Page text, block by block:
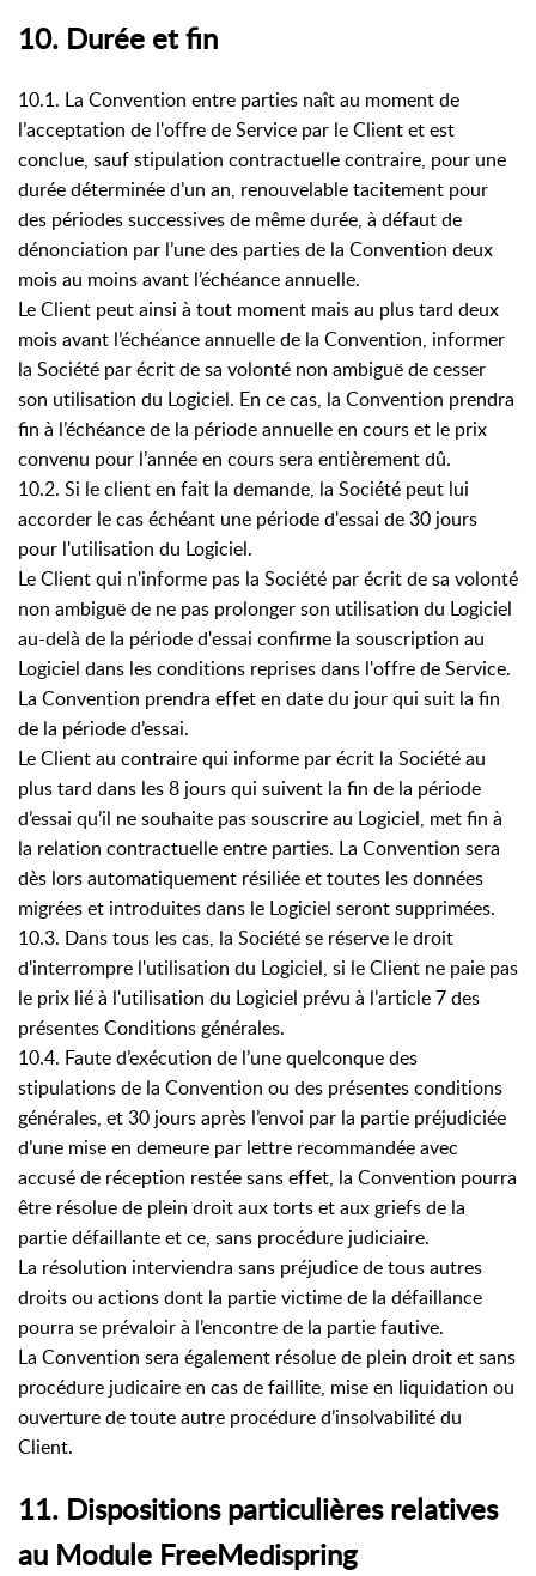
10. Durée et fin
10.1. La Convention entre parties naît au moment de
l’acceptation de l'offre de Service par le Client et est
conclue, sauf stipulation contractuelle contraire, pour une
durée déterminée d’un an, renouvelable tacitement pour
des périodes successives de même durée, à défaut de
dénonciation par l’une des parties de la Convention deux
mois au moins avant l’échéance annuelle.
Le Client peut ainsi à tout moment mais au plus tard deux
mois avant l’échéance annuelle de la Convention, informer
la Société par écrit de sa volonté non ambiguë de cesser
son utilisation du Logiciel. En ce cas, la Convention prendra
fin à l’échéance de la période annuelle en cours et le prix
convenu pour l’année en cours sera entièrement dû.
10.2. Si le client en fait la demande, la Société peut lui
accorder le cas échéant une période d'essai de 30 jours
pour l'utilisation du Logiciel.
Le Client qui n'informe pas la Société par écrit de sa volonté
non ambiguë de ne pas prolonger son utilisation du Logiciel
au-delà de la période d'essai confirme la souscription au
Logiciel dans les conditions reprises dans l'offre de Service.
La Convention prendra effet en date du jour qui suit la fin
de la période d’essai.
Le Client au contraire qui informe par écrit la Société au
plus tard dans les 8 jours qui suivent la fin de la période
d’essai qu’il ne souhaite pas souscrire au Logiciel, met fin à
la relation contractuelle entre parties. La Convention sera
dès lors automatiquement résiliée et toutes les données
migrées et introduites dans le Logiciel seront supprimées.
10.3. Dans tous les cas, la Société se réserve le droit
d'interrompre l'utilisation du Logiciel, si le Client ne paie pas
le prix lié à l'utilisation du Logiciel prévu à l’article 7 des
présentes Conditions générales.
10.4. Faute d’exécution de l’une quelconque des
stipulations de la Convention ou des présentes conditions
générales, et 30 jours après l’envoi par la partie préjudiciée
d’une mise en demeure par lettre recommandée avec
accusé de réception restée sans effet, la Convention pourra
être résolue de plein droit aux torts et aux griefs de la
partie défaillante et ce, sans procédure judiciaire.
La résolution interviendra sans préjudice de tous autres
droits ou actions dont la partie victime de la défaillance
pourra se prévaloir à l’encontre de la partie fautive.
La Convention sera également résolue de plein droit et sans
procédure judicaire en cas de faillite, mise en liquidation ou
ouverture de toute autre procédure d’insolvabilité du
Client.
11. Dispositions particulières relatives
au Module FreeMedispring